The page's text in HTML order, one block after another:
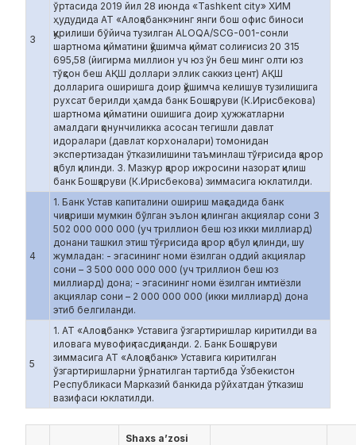
3
ўртасида 2019 йил 28 июнда «Tashkent city» ХИМ
ҳудудида АТ «Алоқабанк»нинг янги бош офис биноси
қурилиши бўйича тузилган ALOQA/SCG-001-сонли
шартнома қийматини қўшимча қиймат солиғисиз 20 315
695,58 (йигирма миллион уч юз ўн беш минг олти юз
тўқсон беш АҚШ доллари эллик саккиз цент) АҚШ
долларига оширишга доир қўшимча келишув тузилишига
рухсат берилди ҳамда банк Бошқаруви (К.Ирисбекова)
шартнома қийматини ошишига доир ҳужжатларни
амалдаги қонунчиликка асосан тегишли давлат
идоралари (давлат корхоналари) томонидан
экспертизадан ўтказилишини таъминлаш тўғрисида қарор
қабул қилинди. 3. Мазкур қарор ижросини назорат қилиш
банк Бошқаруви (К.Ирисбекова) зиммасига юклатилди.
4
1. Банк Устав капиталини ошириш мақсадида банк
чиқариши мумкин бўлган эълон қилинган акциялар сони 3
502 000 000 000 (уч триллион беш юз икки миллиард)
донани ташкил этиш тўғрисида қарор қабул қилинди, шу
жумладан: - эгасининг номи ёзилган оддий акциялар
сони – 3 500 000 000 000 (уч триллион беш юз
миллиард) дона; - эгасининг номи ёзилган имтиёзли
акциялар сони – 2 000 000 000 (икки миллиард) дона
этиб белгиланди.
5
1. АТ «Алоқабанк» Уставига ўзгартиришлар киритилди ва
иловага мувофиқ тасдиқланди. 2. Банк Бошқаруви
зиммасига АТ «Алоқабанк» Уставига киритилган
ўзгартиришларни ўрнатилган тартибда Ўзбекистон
Республикаси Марказий банкида рўйхатдан ўтказиш
вазифаси юклатилди.
Shaxs a’zosi